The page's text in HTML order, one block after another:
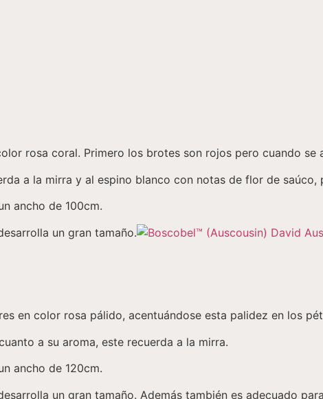
rosa coral. Primero los brotes son rojos pero cuando se
a la mirra y al espino blanco con notas de flor de saúco,
ancho de 100cm.
un gran tamaño.
en color rosa pálido, acentuándose esta palidez en los
a su aroma, este recuerda a la mirra.
ancho de 120cm.
un gran tamaño. Además también es adecuado